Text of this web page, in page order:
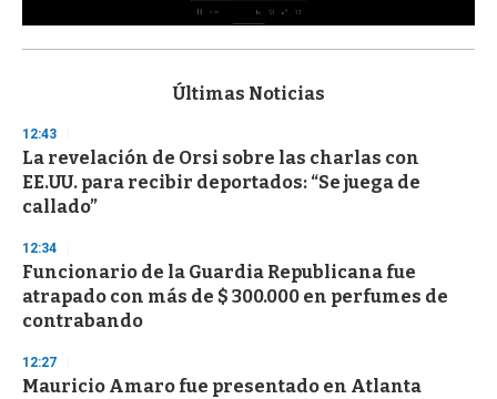
s
d
s
o
f
3
s
e
c
o
n
Últimas Noticias
12:43
La revelación de Orsi sobre las charlas con
EE.UU. para recibir deportados: “Se juega de
callado”
12:34
Funcionario de la Guardia Republicana fue
atrapado con más de $ 300.000 en perfumes de
contrabando
12:27
Mauricio Amaro fue presentado en Atlanta